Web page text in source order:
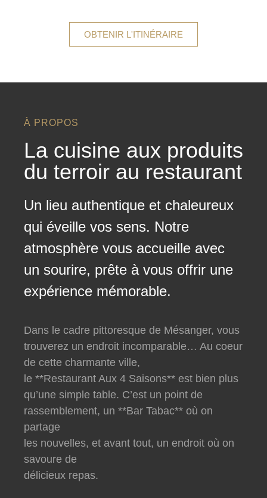
OBTENIR L'ITINÉRAIRE
À PROPOS
La cuisine aux produits
du terroir au restaurant
Un lieu authentique et chaleureux
qui éveille vos sens. Notre
atmosphère vous accueille avec
un sourire, prête à vous offrir une
expérience mémorable.
Dans le cadre pittoresque de Mésanger, vous
trouverez un endroit incomparable… Au coeur
de cette charmante ville,
le **Restaurant Aux 4 Saisons** est bien plus
qu’une simple table. C’est un point de
rassemblement, un **Bar Tabac** où on
partage
les nouvelles, et avant tout, un endroit où on
savoure de
délicieux repas.